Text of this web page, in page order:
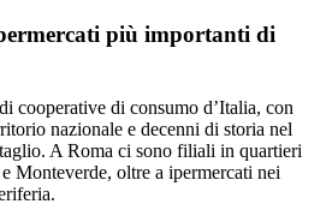
più importanti di
cooperative di consumo d’Italia, con
nazionale e decenni di storia nel
A Roma ci sono filiali in quartieri
Monteverde, oltre a ipermercati nei